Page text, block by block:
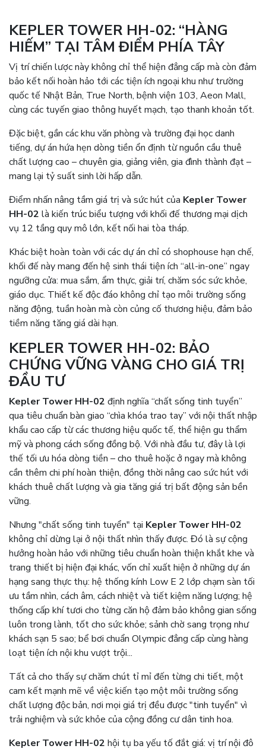
KEPLER TOWER HH-02: “HÀNG
HIẾM” TẠI TÂM ĐIỂM PHÍA TÂY
Vị trí chiến lược này không chỉ thể hiện đẳng cấp mà còn đảm
bảo kết nối hoàn hảo tới các tiện ích ngoại khu như trường
quốc tế Nhật Bản, True North, bệnh viện 103, Aeon Mall,
cùng các tuyến giao thông huyết mạch, tạo thanh khoản tốt.
Đặc biệt, gần các khu văn phòng và trường đại học danh
tiếng, dự án hứa hẹn dòng tiền ổn định từ nguồn cầu thuê
chất lượng cao – chuyên gia, giảng viên, gia đình thành đạt –
mang lại tỷ suất sinh lời hấp dẫn.
Điểm nhấn nâng tầm giá trị và sức hút của Kepler Tower
HH-02 là kiến trúc biểu tượng với khối đế thương mại dịch
vụ 12 tầng quy mô lớn, kết nối hai tòa tháp.
Khác biệt hoàn toàn với các dự án chỉ có shophouse hạn chế,
khối đế này mang đến hệ sinh thái tiện ích “all-in-one” ngay
ngưỡng cửa: mua sắm, ẩm thực, giải trí, chăm sóc sức khỏe,
giáo dục. Thiết kế độc đáo không chỉ tạo môi trường sống
năng động, tuần hoàn mà còn củng cố thương hiệu, đảm bảo
tiềm năng tăng giá dài hạn.
KEPLER TOWER HH-02: BẢO
CHỨNG VỮNG VÀNG CHO GIÁ TRỊ
ĐẦU TƯ
Kepler Tower HH-02 định nghĩa “chất sống tinh tuyển”
qua tiêu chuẩn bàn giao “chìa khóa trao tay” với nội thất nhập
khẩu cao cấp từ các thương hiệu quốc tế, thể hiện gu thẩm
mỹ và phong cách sống đồng bộ. Với nhà đầu tư, đây là lợi
thế tối ưu hóa dòng tiền – cho thuê hoặc ở ngay mà không
cần thêm chi phí hoàn thiện, đồng thời nâng cao sức hút với
khách thuê chất lượng và gia tăng giá trị bất động sản bền
vững.
Nhưng "chất sống tinh tuyển" tại Kepler Tower HH-02
không chỉ dừng lại ở nội thất nhìn thấy được. Đó là sự cộng
hưởng hoàn hảo với những tiêu chuẩn hoàn thiện khắt khe và
trang thiết bị hiện đại khác, vốn chỉ xuất hiện ở những dự án
hạng sang thực thụ: hệ thống kính Low E 2 lớp chạm sàn tối
ưu tầm nhìn, cách âm, cách nhiệt và tiết kiệm năng lượng; hệ
thống cấp khí tươi cho từng căn hộ đảm bảo không gian sống
luôn trong lành, tốt cho sức khỏe; sảnh chờ sang trọng như
khách sạn 5 sao; bể bơi chuẩn Olympic đẳng cấp cùng hàng
loạt tiện ích nội khu vượt trội...
Tất cả cho thấy sự chăm chút tỉ mỉ đến từng chi tiết, một
cam kết mạnh mẽ về việc kiến tạo một môi trường sống
chất lượng độc bản, nơi mọi giá trị đều được "tinh tuyển" vì
trải nghiệm và sức khỏe của cộng đồng cư dân tinh hoa.
Kepler Tower HH-02 hội tụ ba yếu tố đắt giá: vị trí nội đô